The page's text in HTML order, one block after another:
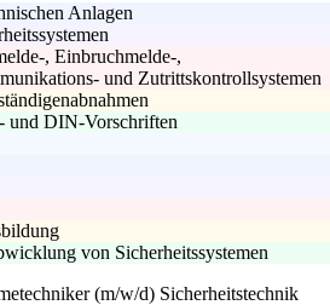
Anlagen
, Einbruchmelde-,
und Zutrittskontrollsystemen
und DIN-Vorschriften
von Sicherheitssystemen
(m/w/d) Sicherheitstechnik